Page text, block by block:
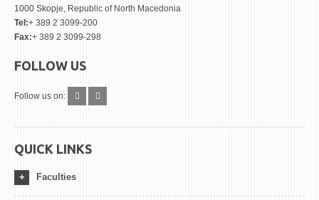
1000 Skopje, Republic of North Macedonia
Tel:+ 389 2 3099-200
Fax:+ 389 2 3099-298
FOLLOW US
Follow us on:
QUICK LINKS
Faculties